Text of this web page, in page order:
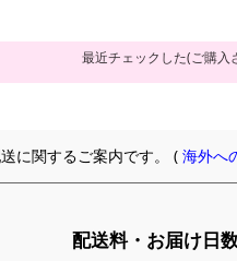
最近チェックした(ご購入
に関するご案内です。 (海外へ
配送料・お届け日